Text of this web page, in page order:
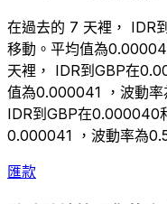
在過去的 7 天裡， IDR
移動。平均值為
天裡， IDR到GBP在
值為0.000041 ，波動
IDR到GBP在0.000040
0.000041 ，波動率為
匯款